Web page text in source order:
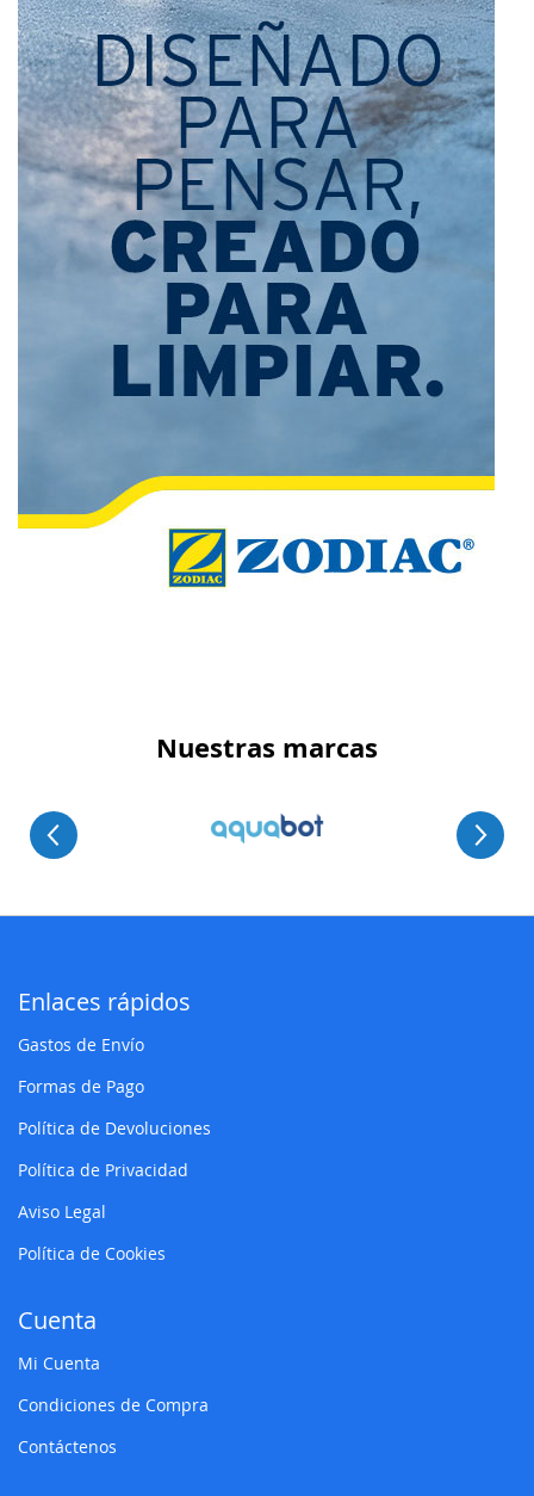
Nuestras marcas
Enlaces rápidos
Gastos de Envío
Formas de Pago
Política de Devoluciones
Política de Privacidad
Aviso Legal
Política de Cookies
Cuenta
Mi Cuenta
Condiciones de Compra
Contáctenos